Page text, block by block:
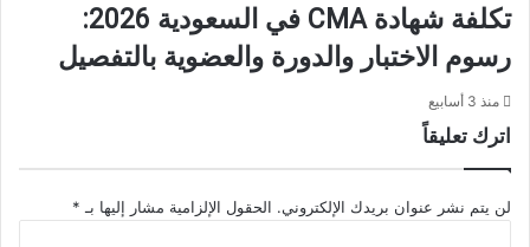
تكلفة شهادة CMA في السعودية 2026:
رسوم الاختبار والدورة والعضوية بالتفصيل
منذ 3 أسابيع
اترك تعليقاً
لن يتم نشر عنوان بريدك الإلكتروني. الحقول الإلزامية مشار إليها بـ *